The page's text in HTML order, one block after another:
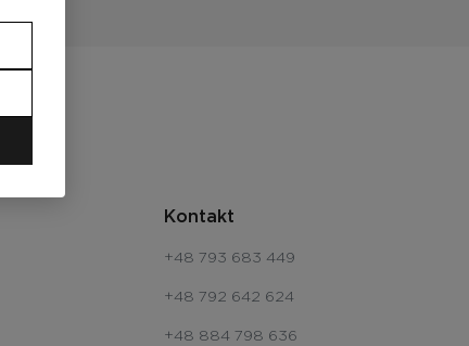
Kontakt
+48 793 683 449
+48 792 642 624
+48 884 798 636